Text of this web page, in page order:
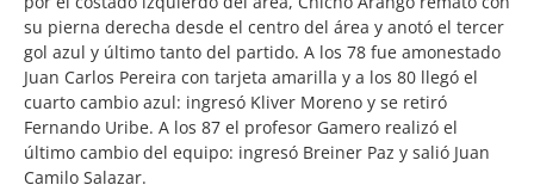
su pierna derecha desde el centro del área y anotó el tercer
gol azul y último tanto del partido. A los 78 fue amonestado
Juan Carlos Pereira con tarjeta amarilla y a los 80 llegó el
cuarto cambio azul: ingresó Kliver Moreno y se retiró
Fernando Uribe. A los 87 el profesor Gamero realizó el
último cambio del equipo: ingresó Breiner Paz y salió Juan
Camilo Salazar.